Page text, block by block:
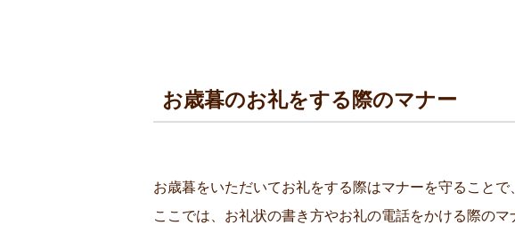
お歳暮のお礼をする際のマナー
お歳暮をいただいてお礼をする際はマナーを守ること
ここでは、お礼状の書き方やお礼の電話をかける際の